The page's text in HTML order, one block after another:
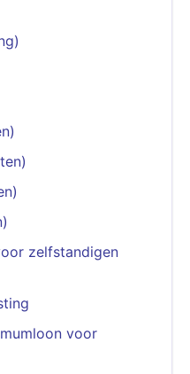
zelfstandigen
voor